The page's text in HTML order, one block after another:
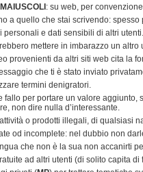
MAIUSCOLI : su web, per
a quello che stai scrivendo:
personali e dati sensibili di altri utenti.
mettere in imbarazzo un altro
provenienti da altri siti web cita la
che ti è stato inviato
termini denigratori.
fallo per portare un valore
non dire nulla d’interessante.
o prodotti illegali, di qualsiasi
od incomplete: nel dubbio non
che non è la sua non accanirti
ad altri utenti (di solito capita